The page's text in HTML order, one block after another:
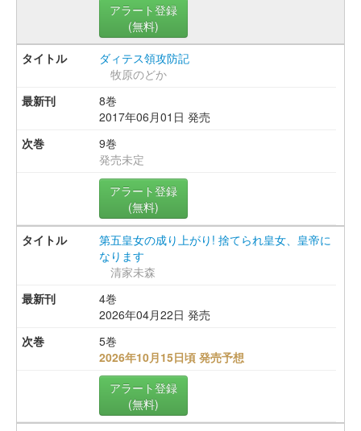
アラート登録
(無料)
ダィテス領攻防記
牧原のどか
8巻
2017年06月01日 発売
9巻
発売未定
アラート登録
(無料)
第五皇女の成り上がり! 捨てられ皇女、皇帝に
なります
清家未森
4巻
2026年04月22日 発売
5巻
2026年10月15日頃 発売予想
アラート登録
(無料)